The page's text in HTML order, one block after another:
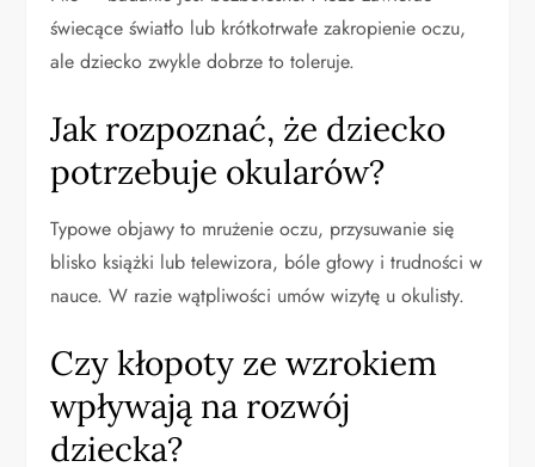
świecące światło lub krótkotrwałe zakropienie oczu,
ale dziecko zwykle dobrze to toleruje.
Jak rozpoznać, że dziecko
potrzebuje okularów?
Typowe objawy to mrużenie oczu, przysuwanie się
blisko książki lub telewizora, bóle głowy i trudności w
nauce. W razie wątpliwości umów wizytę u okulisty.
Czy kłopoty ze wzrokiem
wpływają na rozwój
dziecka?